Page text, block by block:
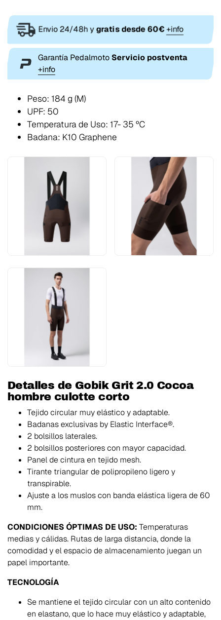
Envio 24/48h ygratis desde 60€+info
Garantía Pedalmoto Servicio postventa
+info
Peso: 184 g (M)
UPF: 50
Temperatura de Uso: 17- 35 ºC
Badana: K10 Graphene
Detalles de Gobik Grit 2.0 Cocoa
hombre culotte corto
Tejido circular muy elástico y adaptable.
Badanas exclusivas by Elastic Interface®.
2 bolsillos laterales.
2 bolsillos posteriores con mayor capacidad.
Panel de cintura en tejido mesh.
Tirante triangular de polipropileno ligero y
transpirable.
Ajuste a los muslos con banda elástica ligera de 60
mm.
CONDICIONES ÓPTIMAS DE USO: Temperaturas
medias y cálidas. Rutas de larga distancia, donde la
comodidad y el espacio de almacenamiento juegan un
papel importante.
TECNOLOGÍA
Se mantiene el tejido circular con un alto contenido
en elastano, que lo hace muy elástico y adaptable,